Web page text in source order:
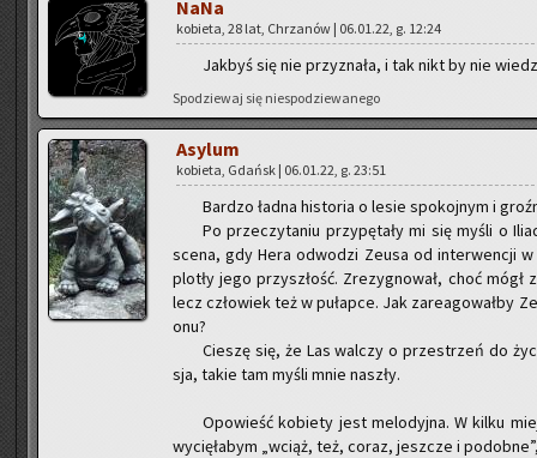
NaNa
ko­bie­ta, 28 lat, Chrza­nów | 06.01.22, g. 12:24
Jak­byś się nie przy­zna­ła, i tak nikt by nie
Spo­dzie­waj się nie­spo­dzie­wa­ne­go
Asy­lum
ko­bie­ta, Gdańsk | 06.01.22, g. 23:51
Bar­dzo ładna hi­sto­ria o lesie spo­koj­nym i
Po prze­czy­ta­niu przy­pę­ta­ły mi się myśli o
scena, gdy Hera od­wo­dzi Zeusa od in­ter­wen­cji
plo­tły jego przy­szłość. Zre­zy­gno­wał, choć
lecz czło­wiek też w pu­łap­ce. Jak za­re­ago­wał­by
onu?
Cie­szę się, że Las wal­czy o prze­strzeń do
sja, takie tam myśli mnie na­szły.
Opo­wieść ko­bie­ty jest me­lo­dyj­na. W kilku
wy­cię­ła­bym „wciąż, też, coraz, jesz­cze i